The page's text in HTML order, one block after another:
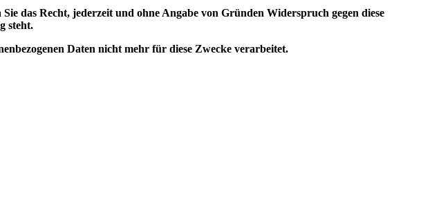
das Recht, jederzeit und ohne Angabe von Gründen Widerspruch gegen diese
steht.
Daten nicht mehr für diese Zwecke verarbeitet.